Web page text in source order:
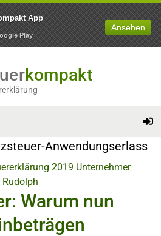
App
Play
Ansehen
kompakt
Anwendungserlass
2019 Unternehmer
Warum nun